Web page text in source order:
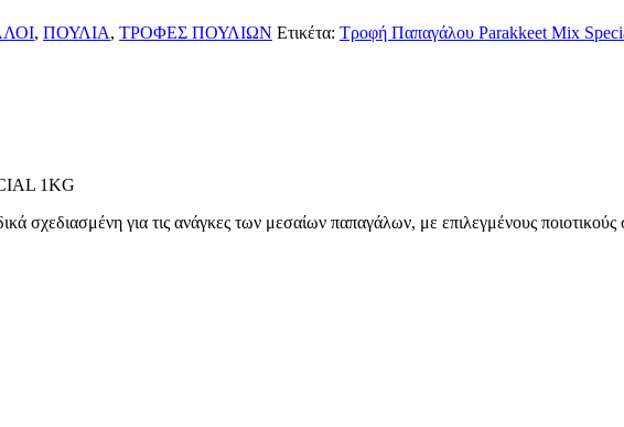
, ΠΟΥΛΙΑ, ΤΡΟΦΕΣ ΠΟΥΛΙΩΝ Ετικέτα: Τροφή Παπαγάλου Parakkeet Mix
1KG
σχεδιασμένη για τις ανάγκες των μεσαίων παπαγάλων, με επιλεγμένους